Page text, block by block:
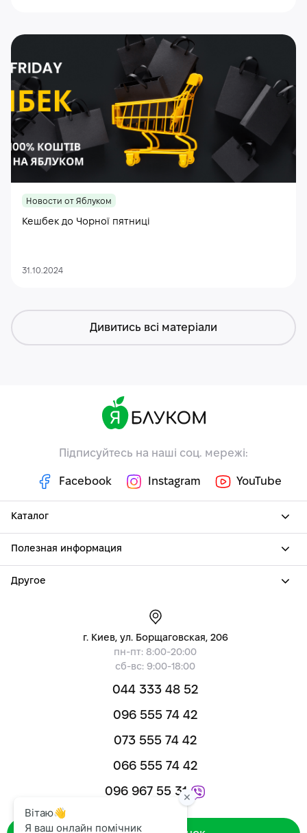
Новости от Яблуком
Кешбек до Чорної пятниці
31.10.2024
Дивитись всі матеріали
Підписуйтесь на наші соц. мережі:
Facebook Instagram YouTube
Каталог
Полезная информация
Другое
г. Киев, ул. Борщаговская, 206
пн-пт: 8:00-20:00
сб-вс: 9:00-18:00
044 333 48 52
096 555 74 42
073 555 74 42
066 555 74 42
096 967 55 31